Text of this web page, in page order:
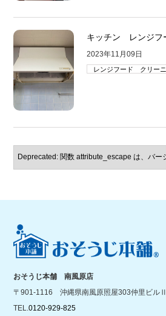
キッチン レンジ
2023年11月09日
レンジフード クリー
おそうじ本舗 南風原店
〒901-1116 沖縄県南風原照屋303仲里ビル
TEL.0120-929-825